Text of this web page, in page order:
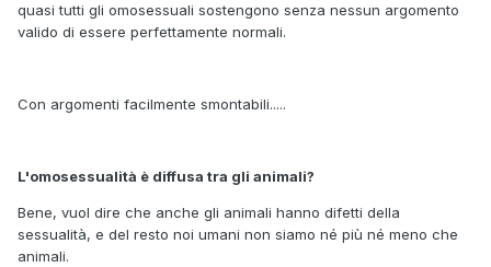
quasi tutti gli omosessuali sostengono senza nessun argomento
valido di essere perfettamente normali.
Con argomenti facilmente smontabili.....
L'omosessualità è diffusa tra gli animali?
Bene, vuol dire che anche gli animali hanno difetti della
sessualità, e del resto noi umani non siamo né più né meno che
animali.